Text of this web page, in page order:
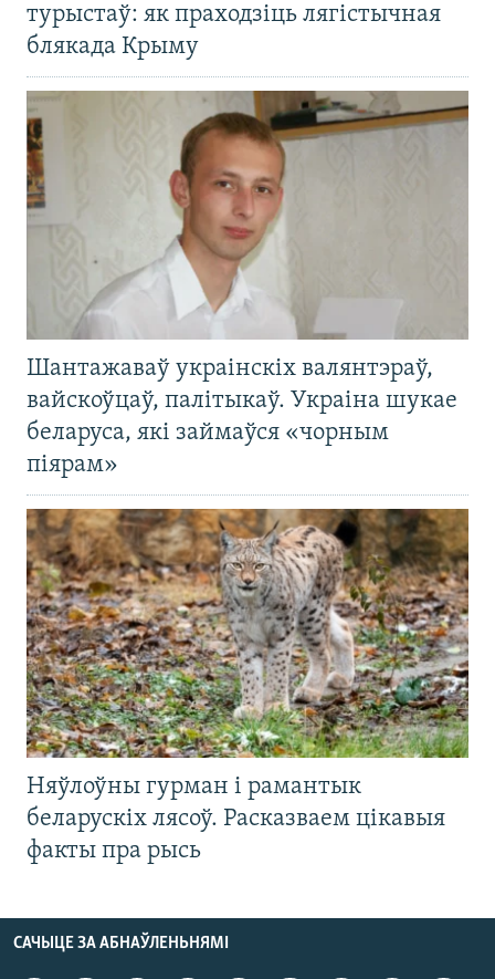
турыстаў: як праходзіць лягістычная
блякада Крыму
Шантажаваў украінскіх валянтэраў,
вайскоўцаў, палітыкаў. Украіна шукае
беларуса, які займаўся «чорным
піярам»
Няўлоўны гурман і рамантык
беларускіх лясоў. Расказваем цікавыя
факты пра рысь
САЧЫЦЕ ЗА АБНАЎЛЕНЬНЯМІ